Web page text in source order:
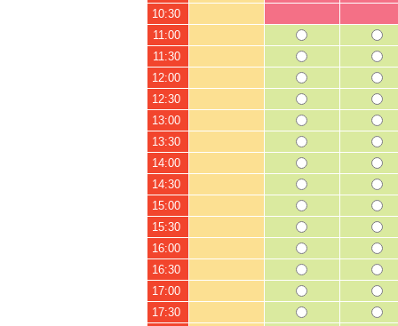
10:30
11:00
11:30
12:00
12:30
13:00
13:30
14:00
14:30
15:00
15:30
16:00
16:30
17:00
17:30